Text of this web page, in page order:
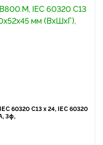
60320 С13 х 24, IEC 60320
3ф,